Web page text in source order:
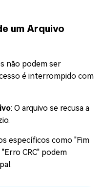
um Arquivo
não podem ser
é interrompido com
: O arquivo se recusa a
específicos como "Fim
CRC" podem